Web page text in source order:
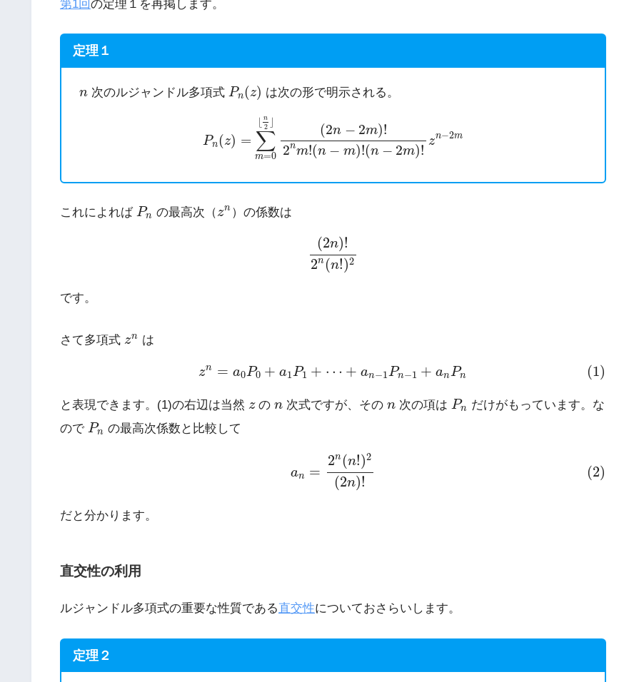
第1回の定理１を再掲します。
定理１
n
n次のルジャンドル多項式 Pn(z)
Pn ( z) は次の形で明示される。
Pn(z) =
⌊ n
2 ⌋
∑
m=0
(2n − 2m)!
2nm!(n − m)!(n − 2m)!
zn−2m
m =
これによれば Pn
Pn の最高次（zn
zn）の係数は
(2n)!
2n (n!)2
2n) 2n
です。
さて多項式 zn
zn は
zn = a0P0 + a1P1 + ⋯ + an−1Pn−1 + anPn (1)
(1) a0 P a1 1 + Pn + n
と表現できます。(1)の右辺は当然 z
zのn
n 次式ですが、そのn
n 次の項はPn
Pn
だけがもっています。な
ので Pn
Pn の最高次係数と比較して
an =
2n (n!)2
(2n)!
(2)
n(n! 2(2
だと分かります。
直交性の利用
ルジャンドル多項式の重要な性質である直交性についておさらいします。
定理２